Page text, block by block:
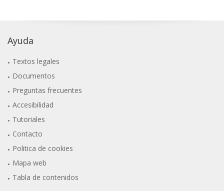
Ayuda
Textos legales
Documentos
Preguntas frecuentes
Accesibilidad
Tutoriales
Contacto
Politica de cookies
Mapa web
Tabla de contenidos